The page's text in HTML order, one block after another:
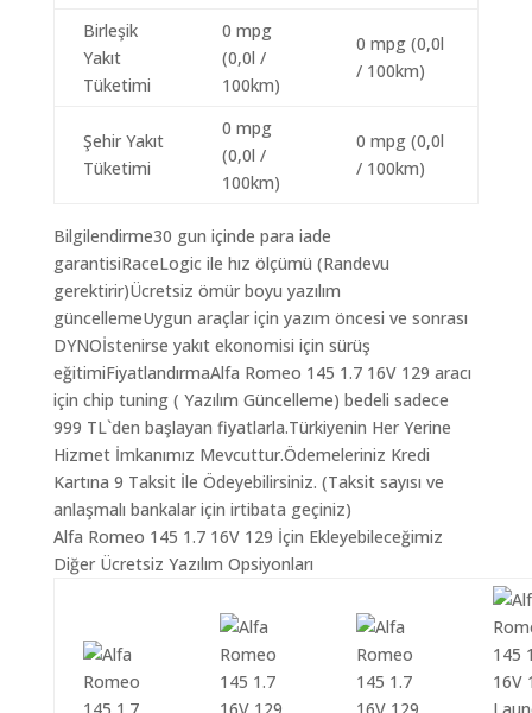
Birleşik
Yakıt
Tüketimi
0 mpg
(0,0l /
100km)
0 mpg (0,0l
/ 100km)
Şehir Yakıt
Tüketimi
0 mpg
(0,0l /
100km)
0 mpg (0,0l
/ 100km)
Bilgilendirme30 gun içinde para iade
garantisiRaceLogic ile hız ölçümü (Randevu
gerektirir)Ücretsiz ömür boyu yazılım
güncellemeUygun araçlar için yazım öncesi ve sonrası
DYNOİstenirse yakıt ekonomisi için sürüş
eğitimiFiyatlandırmaAlfa Romeo 145 1.7 16V 129 aracı
için chip tuning ( Yazılım Güncelleme) bedeli sadece
999 TL`den başlayan fiyatlarla.Türkiyenin Her Yerine
Hizmet İmkanımız Mevcuttur.Ödemeleriniz Kredi
Kartına 9 Taksit İle Ödeyebilirsiniz. (Taksit sayısı ve
anlaşmalı bankalar için irtibata geçiniz)
Alfa Romeo 145 1.7 16V 129 İçin Ekleyebileceğimiz
Diğer Ücretsiz Yazılım Opsiyonları